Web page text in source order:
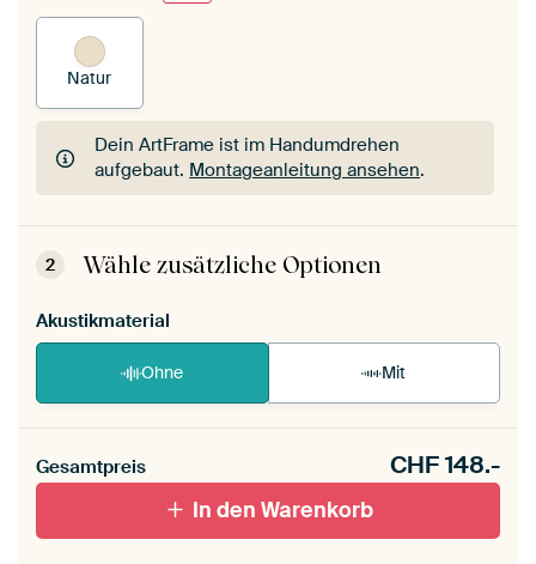
Natur
Dein ArtFrame ist im Handumdrehen
aufgebaut. Montageanleitung ansehen.
Dein ArtFrame ist im Handumdrehen
aufgebaut.Montageanleitung ansehen
2 Wähle zusätzliche Optionen
Akustikmaterial
Ohne Mit
Gesamtpreis CHF148.-
In den Warenkorb